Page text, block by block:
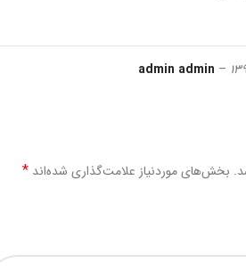
admin admin –
بخش‌های موردنیاز علامت‌گذاری شده‌اند *